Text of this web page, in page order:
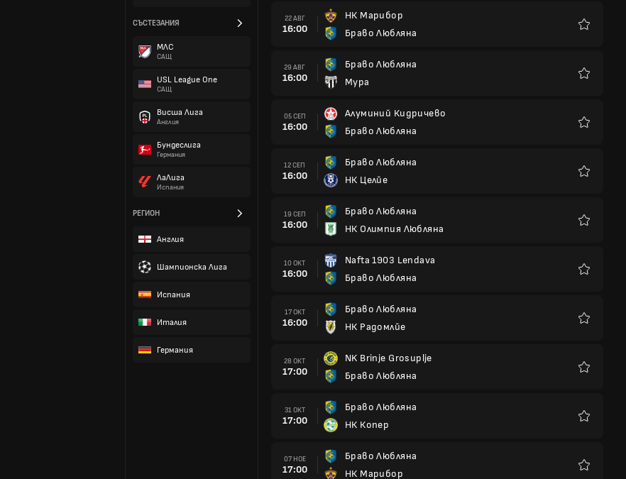
СЪСТЕЗАНИЯ
МЛС
САЩ
USL League One
САЩ
Висша Лига
Англия
Бундеслига
Германия
ЛаЛига
Испания
РЕГИОН
Англия
Шампионска Лига
Испания
Италия
Германия
22 АВГ
16:00
НК Марибор
Браво Любляна
29 АВГ
16:00
Браво Любляна
Мура
05 СЕП
16:00
Алуминий Кидричево
Браво Любляна
12 СЕП
16:00
Браво Любляна
НК Целйе
19 СЕП
16:00
Браво Любляна
НК Олимпия Любляна
10 ОКТ
16:00
Nafta 1903 Lendava
Браво Любляна
17 ОКТ
16:00
Браво Любляна
НК Радомлйе
28 ОКТ
17:00
NK Brinje Grosuplje
Браво Любляна
31 ОКТ
17:00
Браво Любляна
НК Копер
07 НОЕ
17:00
Браво Любляна
НК Марибор